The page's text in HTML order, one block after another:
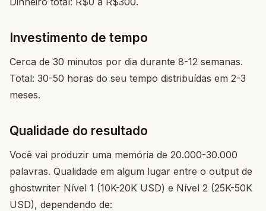
Investimento de tempo
Cerca de 30 minutos por dia durante 8-12 semanas.
Total: 30-50 horas do seu tempo distribuídas em 2-3
meses.
Qualidade do resultado
Você vai produzir uma memória de 20.000-30.000
palavras. Qualidade em algum lugar entre o output de
ghostwriter Nível 1 (10K-20K USD) e Nível 2 (25K-50K
USD), dependendo de: